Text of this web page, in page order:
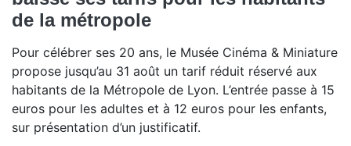
de la métropole
Pour célébrer ses 20 ans, le Musée Cinéma & Miniature
propose jusqu’au 31 août un tarif réduit réservé aux
habitants de la Métropole de Lyon. L’entrée passe à 15
euros pour les adultes et à 12 euros pour les enfants,
sur présentation d’un justificatif.